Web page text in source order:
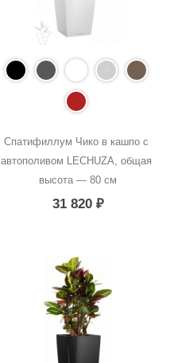
Спатифиллум Чико в кашпо с
автополивом LECHUZA, общая
высота — 80 см
31 820 ₽